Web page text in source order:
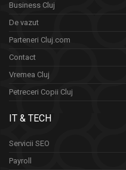
Business Cluj
De vazut
Parteneri Cluj.com
Contact
Vremea Cluj
Petreceri Copii Cluj
IT & TECH
Servicii SEO
Payroll